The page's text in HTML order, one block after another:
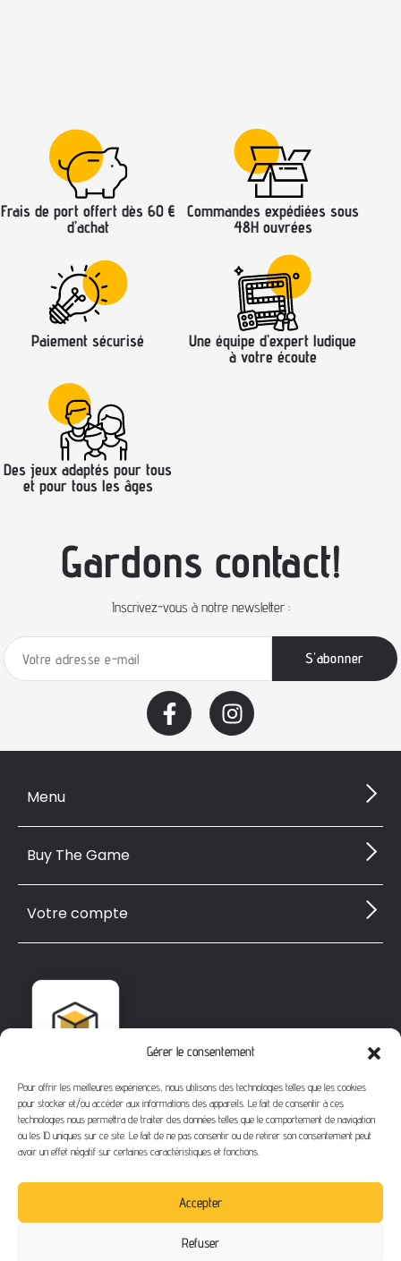
Gérer le consentement
Pour offrir les meilleures expériences, nous utilisons des technologies telles que les cookies
pour stocker et/ou accéder aux informations des appareils. Le fait de consentir à ces
technologies nous permettra de traiter des données telles que le comportement de navigation
ou les ID uniques sur ce site. Le fait de ne pas consentir ou de retirer son consentement peut
avoir un effet négatif sur certaines caractéristiques et fonctions.
Accepter
Refuser
Frais de port offert dès 60 €
d’achat
Commandes expédiées sous
48H ouvrées
Paiement sécurisé
Une équipe d’expert ludique
à votre écoute
Des jeux adaptés pour tous
et pour tous les âges
Gardons contact!
Inscrivez-vous à notre newsletter :
1112 Bd Fernand Darchicourt
62110 Hénin-Beaumont
Téléphone: 03 21 67 24 31
Menu
Buy The Game
Votre compte